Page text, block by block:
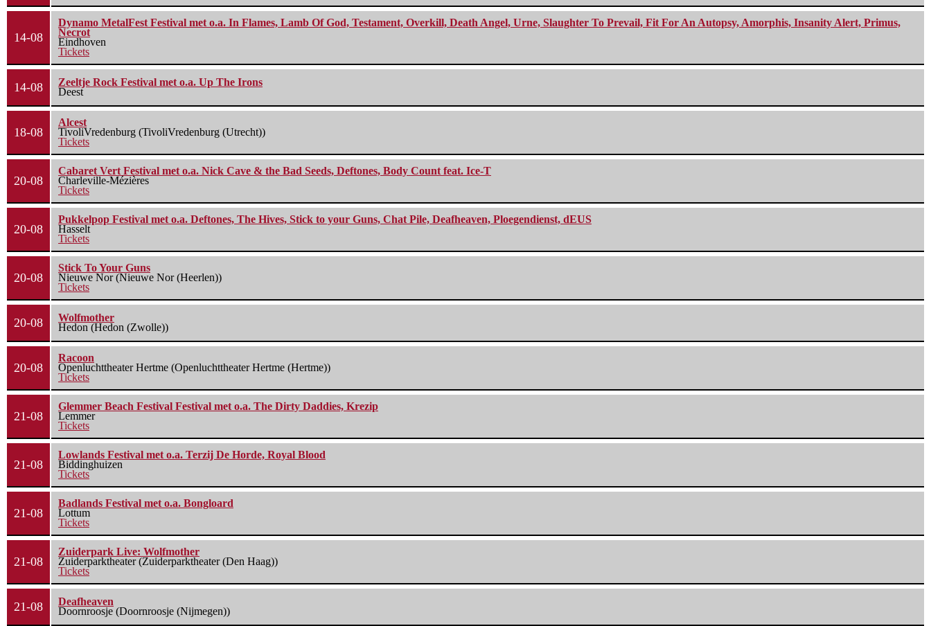
14-08
Dynamo MetalFest Festival met o.a. In Flames, Lamb Of God, Testament, Overkill, Death Angel, Urne, Slaughter To Prevail, Fit For An Autopsy, Amorphis, Insanity Alert, Primus,
Necrot
Eindhoven
Tickets
14-08
Zeeltje Rock Festival met o.a. Up The Irons
Deest
18-08
Alcest
TivoliVredenburg (TivoliVredenburg (Utrecht))
Tickets
20-08
Cabaret Vert Festival met o.a. Nick Cave & the Bad Seeds, Deftones, Body Count feat. Ice-T
Charleville-Mézières
Tickets
20-08
Pukkelpop Festival met o.a. Deftones, The Hives, Stick to your Guns, Chat Pile, Deafheaven, Ploegendienst, dEUS
Hasselt
Tickets
20-08
Stick To Your Guns
Nieuwe Nor (Nieuwe Nor (Heerlen))
Tickets
20-08
Wolfmother
Hedon (Hedon (Zwolle))
20-08
Racoon
Openluchttheater Hertme (Openluchttheater Hertme (Hertme))
Tickets
21-08
Glemmer Beach Festival Festival met o.a. The Dirty Daddies, Krezip
Lemmer
Tickets
21-08
Lowlands Festival met o.a. Terzij De Horde, Royal Blood
Biddinghuizen
Tickets
21-08
Badlands Festival met o.a. Bongloard
Lottum
Tickets
21-08
Zuiderpark Live: Wolfmother
Zuiderparktheater (Zuiderparktheater (Den Haag))
Tickets
21-08
Deafheaven
Doornroosje (Doornroosje (Nijmegen))